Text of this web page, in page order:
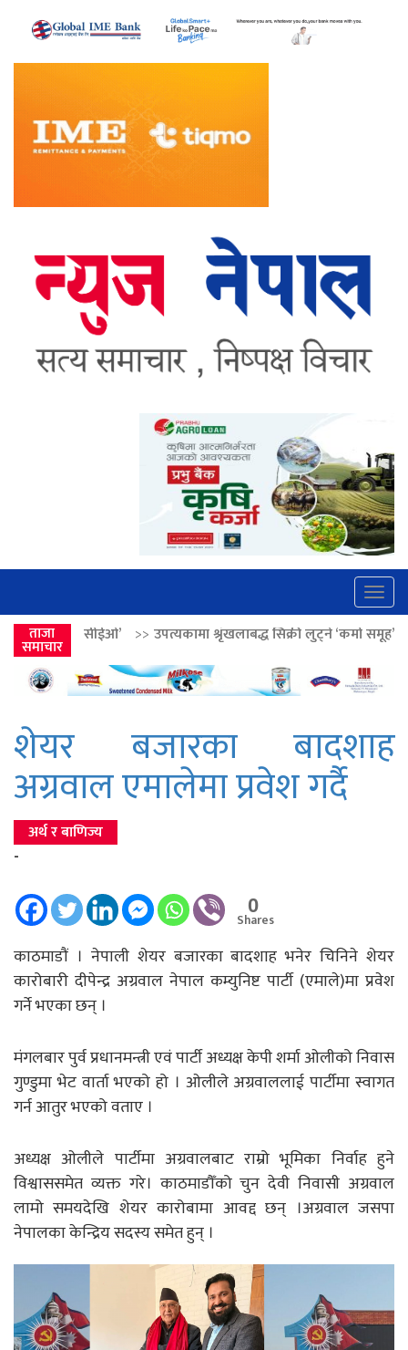
ताजा
समाचार
>>उपत्यकामा श्रृंखलाबद्ध सिक्री लुट्ने ‘कर्मा समूह’का नाइकेसहित पाँच
शेयर बजारका बादशाह
अग्रवाल एमालेमा प्रवेश गर्दै
अर्थ र बाणिज्य
-
0
Shares
काठमाडौं । नेपाली शेयर बजारका बादशाह भनेर चिनिने शेयर
कारोबारी दीपेन्द्र अग्रवाल नेपाल कम्युनिष्ट पार्टी (एमाले)मा प्रवेश
गर्ने भएका छन् ।
मंगलबार पुर्व प्रधानमन्त्री एवं पार्टी अध्यक्ष केपी शर्मा ओलीको निवास
गुण्डुमा भेट वार्ता भएको हो । ओलीले अग्रवाललाई पार्टीमा स्वागत
गर्न आतुर भएको वताए ।
अध्यक्ष ओलीले पार्टीमा अग्रवालबाट राम्रो भूमिका निर्वाह हुने
विश्वाससमेत व्यक्त गरे। काठमाडौँको चुन देवी निवासी अग्रवाल
लामो समयदेखि शेयर कारोबामा आवद्द छन् ।अग्रवाल जसपा
नेपालका केन्द्रिय सदस्य समेत हुन् ।